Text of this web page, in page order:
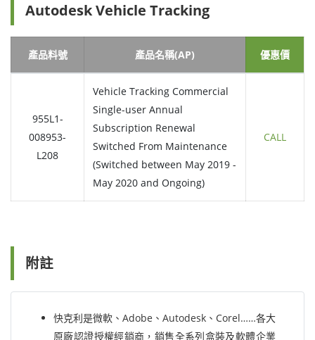
Autodesk Vehicle Tracking
產品料號 產品名稱(AP) 優惠價
955L1-
008953-
L208
Vehicle Tracking Commercial
Single-user Annual
Subscription Renewal
Switched From Maintenance
(Switched between May 2019 -
May 2020 and Ongoing)
CALL
附註
快克利是微軟、Adobe、Autodesk、Corel……各大
原廠認證授權經銷商，銷售全系列盒裝及軟體企業